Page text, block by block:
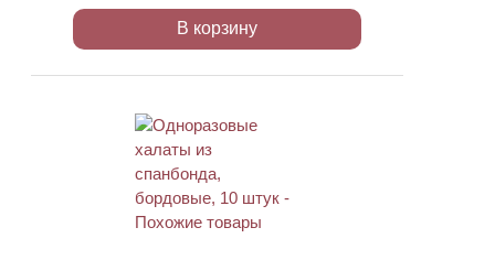
В корзину